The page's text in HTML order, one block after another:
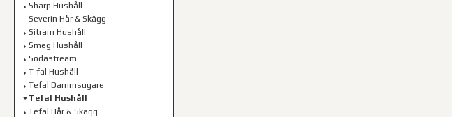
Sharp Hushåll
Severin Hår & Skägg
Sitram Hushåll
Smeg Hushåll
Sodastream
T-fal Hushåll
Tefal Dammsugare
Tefal Hushåll
Tefal Hår & Skägg